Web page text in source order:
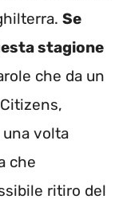
Se
stagione
che da un
volta
che
ritiro del